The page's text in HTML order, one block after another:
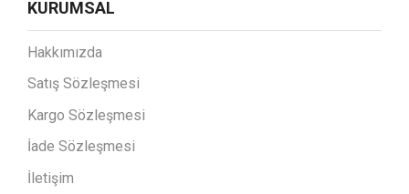
KURUMSAL
Hakkımızda
Satış Sözleşmesi
Kargo Sözleşmesi
İade Sözleşmesi
İletişim